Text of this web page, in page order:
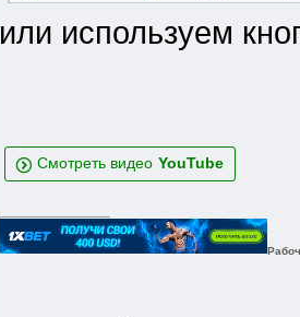
или используем
Смотреть видео